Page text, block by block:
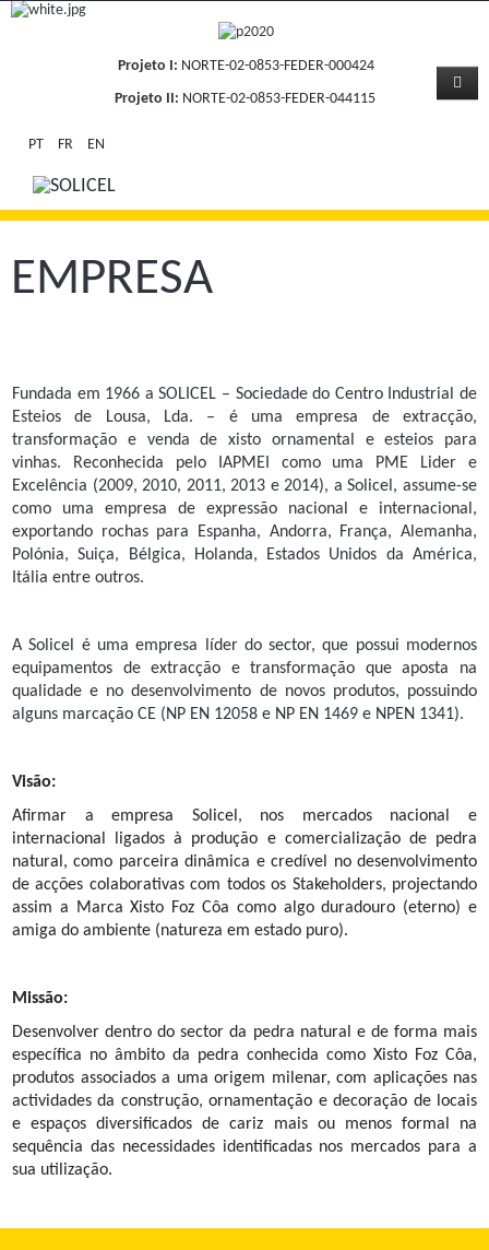
Projeto I: NORTE-02-0853-FEDER-000424
Projeto II: NORTE-02-0853-FEDER-044115
PT FR EN
EMPRESA
Fundada em 1966 a SOLICEL – Sociedade do Centro Industrial de
Esteios de Lousa, Lda. – é uma empresa de extracção,
transformação e venda de xisto ornamental e esteios para
vinhas. Reconhecida pelo IAPMEI como uma PME Lider e
Excelência (2009, 2010, 2011, 2013 e 2014), a Solicel, assume-se
como uma empresa de expressão nacional e internacional,
exportando rochas para Espanha, Andorra, França, Alemanha,
Polónia, Suiça, Bélgica, Holanda, Estados Unidos da América,
Itália entre outros.
A Solicel é uma empresa líder do sector, que possui modernos
equipamentos de extracção e transformação que aposta na
qualidade e no desenvolvimento de novos produtos, possuindo
alguns marcação CE (NP EN 12058 e NP EN 1469 e NPEN 1341).
Visão:
Afirmar a empresa Solicel, nos mercados nacional e
internacional ligados à produção e comercialização de pedra
natural, como parceira dinâmica e credível no desenvolvimento
de acções colaborativas com todos os Stakeholders, projectando
assim a Marca Xisto Foz Côa como algo duradouro (eterno) e
amiga do ambiente (natureza em estado puro).
Missão:
Desenvolver dentro do sector da pedra natural e de forma mais
específica no âmbito da pedra conhecida como Xisto Foz Côa,
produtos associados a uma origem milenar, com aplicações nas
actividades da construção, ornamentação e decoração de locais
e espaços diversificados de cariz mais ou menos formal na
sequência das necessidades identificadas nos mercados para a
sua utilização.